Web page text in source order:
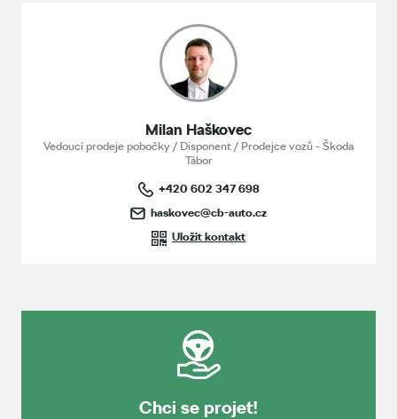
Milan Haškovec
Vedoucí prodeje pobočky / Disponent / Prodejce vozů - Škoda
Tábor
+420 602 347 698
haskovec@cb-auto.cz
Uložit kontakt
Chci se projet!